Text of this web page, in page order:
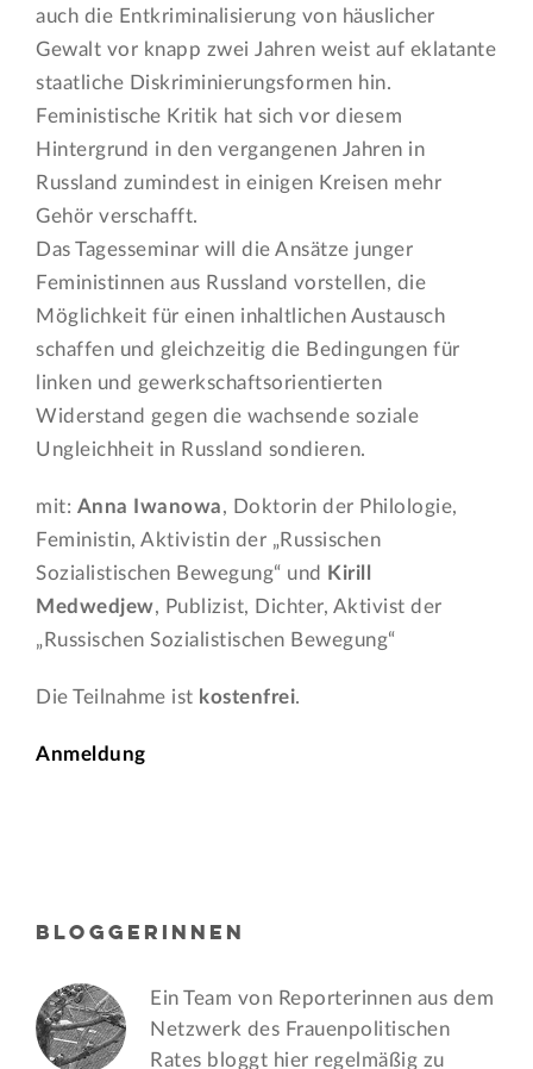
auch die Entkriminalisierung von häuslicher
Gewalt vor knapp zwei Jahren weist auf eklatante
staatliche Diskriminierungsformen hin.
Feministische Kritik hat sich vor diesem
Hintergrund in den vergangenen Jahren in
Russland zumindest in einigen Kreisen mehr
Gehör verschafft.
Das Tagesseminar will die Ansätze junger
Feministinnen aus Russland vorstellen, die
Möglichkeit für einen inhaltlichen Austausch
schaffen und gleichzeitig die Bedingungen für
linken und gewerkschaftsorientierten
Widerstand gegen die wachsende soziale
Ungleichheit in Russland sondieren.
mit: Anna Iwanowa, Doktorin der Philologie,
Feministin, Aktivistin der „Russischen
Sozialistischen Bewegung“ und
Kirill
Medwedjew, Publizist, Dichter, Aktivist der
„Russischen Sozialistischen Bewegung“
Die Teilnahme ist kostenfrei.
Anmeldung
BLOGGERINNEN
Ein Team von Reporterinnen aus dem
Netzwerk des Frauen­politischen
Rates bloggt hier regelmäßig zu